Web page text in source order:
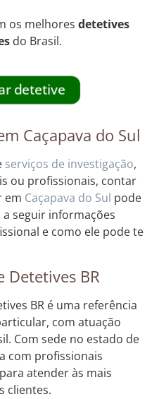
os melhores detetives
do Brasil.
detetive
Caçapava do Sul
serviços de investigação,
ou profissionais, contar
em Caçapava do Sul pode
seguir informações
e como ele pode te
Detetives BR
BR é uma referência
com atuação
Com sede no estado de
com profissionais
atender às mais
clientes.